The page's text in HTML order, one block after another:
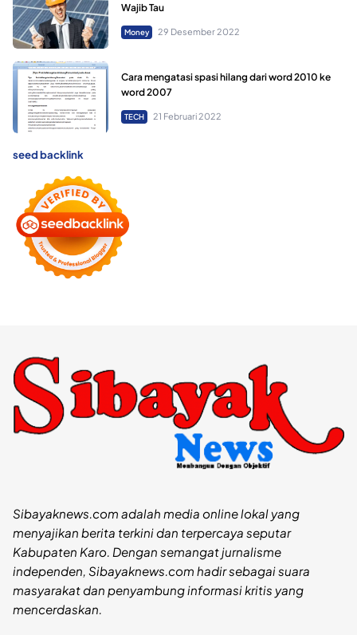
Wajib Tau
Money 29 Desember 2022
Cara mengatasi spasi hilang dari word 2010 ke
word 2007
TECH 21 Februari 2022
seed backlink
Sibayaknews.com adalah media online lokal yang
menyajikan berita terkini dan terpercaya seputar
Kabupaten Karo. Dengan semangat jurnalisme
independen, Sibayaknews.com hadir sebagai suara
masyarakat dan penyambung informasi kritis yang
mencerdaskan.